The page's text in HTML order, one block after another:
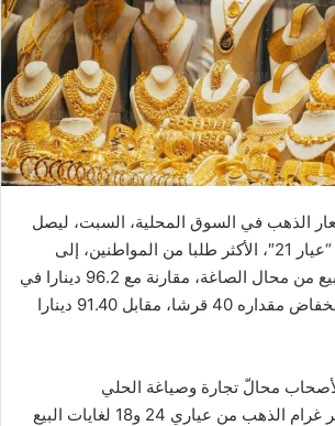
الذهب في السوق المحلية، السبت، ليصل
سعر بيع غرام الذهب “عيار 21″، الأكثر طلبا من المواطنين، إلى
95.8 دينارا لغايات البيع من محال الصاغة، مقارنة مع 96.2 دينارا في
التسعيرة السابقة، بانخفاض مقداره 40 قرشا، مقابل 91.40 دينارا
لأصحاب محالّ تجارة وصياغة الحلي
والمجوهرات، بلغ سعر غرام الذهب من عياري 24 و18 لغايات البيع